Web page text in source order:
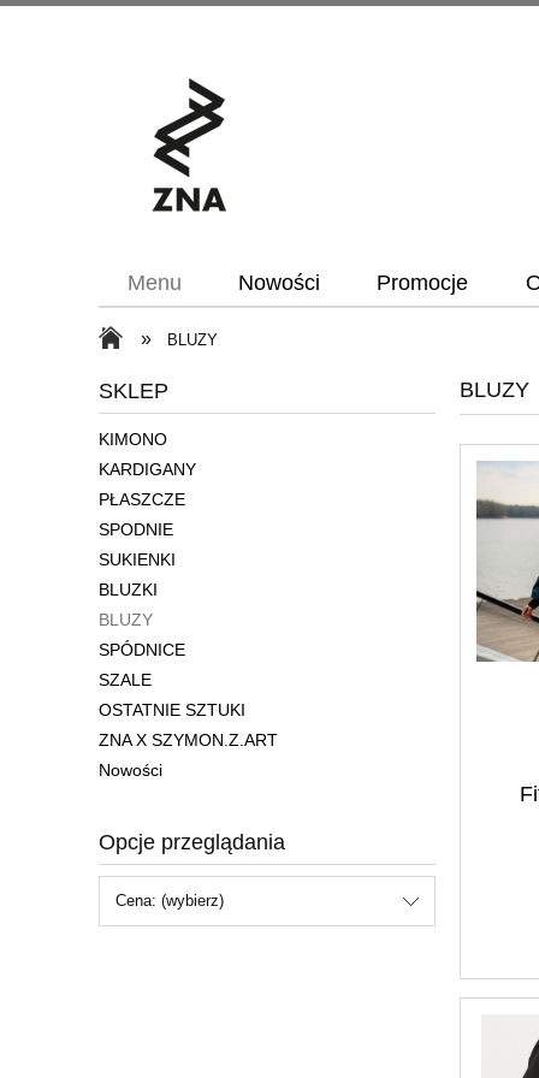
Menu Nowości Promocje
» BLUZY
SKLEP
KIMONO
KARDIGANY
PŁASZCZE
SPODNIE
SUKIENKI
BLUZKI
BLUZY
SPÓDNICE
SZALE
OSTATNIE SZTUKI
ZNA X SZYMON.Z.ART
Nowości
Opcje przeglądania
Cena: (wybierz)
BLUZY